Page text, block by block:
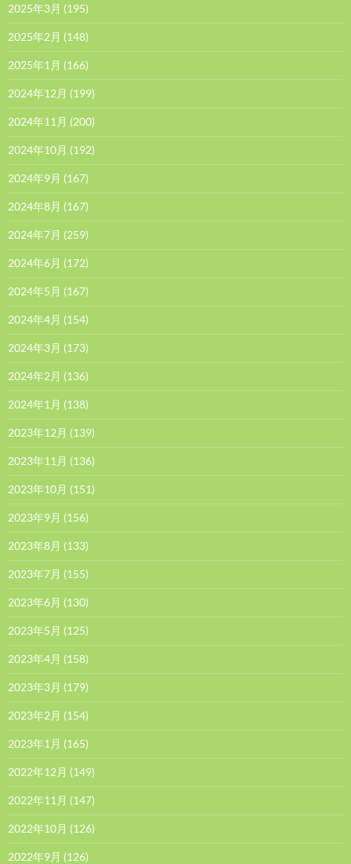
2025年3月 (195)
2025年2月 (148)
2025年1月 (166)
2024年12月 (199)
2024年11月 (200)
2024年10月 (192)
2024年9月 (167)
2024年8月 (167)
2024年7月 (259)
2024年6月 (172)
2024年5月 (167)
2024年4月 (154)
2024年3月 (173)
2024年2月 (136)
2024年1月 (138)
2023年12月 (139)
2023年11月 (136)
2023年10月 (151)
2023年9月 (156)
2023年8月 (133)
2023年7月 (155)
2023年6月 (130)
2023年5月 (125)
2023年4月 (158)
2023年3月 (179)
2023年2月 (154)
2023年1月 (165)
2022年12月 (149)
2022年11月 (147)
2022年10月 (126)
2022年9月 (126)